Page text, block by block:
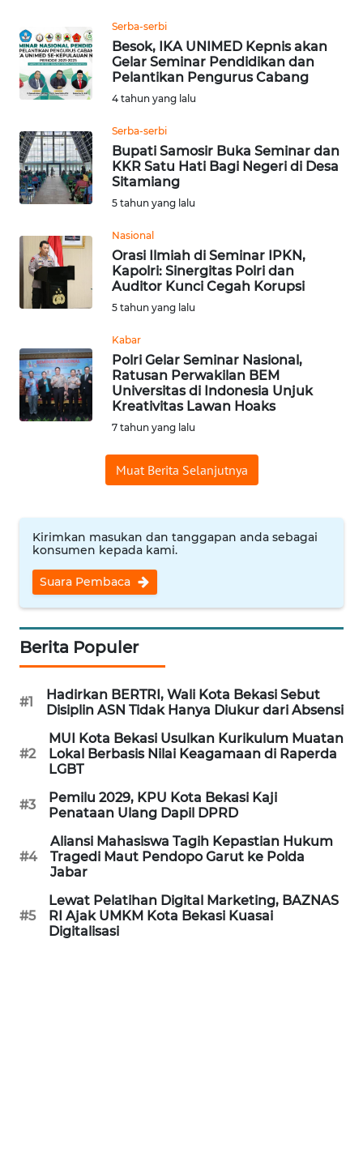
Serba-serbi
Besok, IKA UNIMED Kepnis akan
Gelar Seminar Pendidikan dan
Pelantikan Pengurus Cabang
4 tahun yang lalu
Serba-serbi
Bupati Samosir Buka Seminar dan
KKR Satu Hati Bagi Negeri di Desa
Sitamiang
5 tahun yang lalu
Nasional
Orasi Ilmiah di Seminar IPKN,
Kapolri: Sinergitas Polri dan
Auditor Kunci Cegah Korupsi
5 tahun yang lalu
Kabar
Polri Gelar Seminar Nasional,
Ratusan Perwakilan BEM
Universitas di Indonesia Unjuk
Kreativitas Lawan Hoaks
7 tahun yang lalu
Muat Berita Selanjutnya
Kirimkan masukan dan tanggapan anda sebagai
konsumen kepada kami.
Suara Pembaca
Berita Populer
#1
Hadirkan BERTRI, Wali Kota Bekasi Sebut
Disiplin ASN Tidak Hanya Diukur dari Absensi
#2
MUI Kota Bekasi Usulkan Kurikulum Muatan
Lokal Berbasis Nilai Keagamaan di Raperda
LGBT
#3
Pemilu 2029, KPU Kota Bekasi Kaji
Penataan Ulang Dapil DPRD
#4
Aliansi Mahasiswa Tagih Kepastian Hukum
Tragedi Maut Pendopo Garut ke Polda
Jabar
#5
Lewat Pelatihan Digital Marketing, BAZNAS
RI Ajak UMKM Kota Bekasi Kuasai
Digitalisasi
WN
BEKASI
BOGOR
WN
DEPOK
WN
TAPANULI
UTARA
WN
PADANG
LAWAS
WN
CIANJUR
WN
KEPULAUAN
SERIBU
WN
TANGERANG
WN
BINJAI
WN
CIREBON
WN
INDRAMAYU
WN
KUNINGAN